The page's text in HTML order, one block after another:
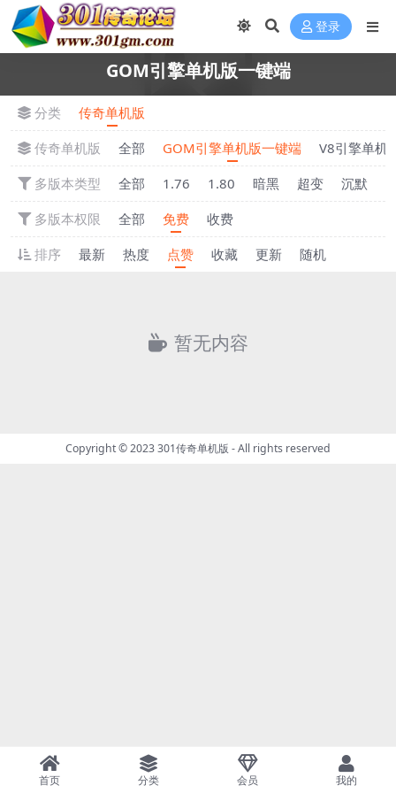
登录
GOM引擎单机版一键端
分类
传奇单机版
传奇单机版
全部 GOM引擎单机版一键端
V8引擎单机
多版本类型
全部 1.76 1.80 暗黑 超变 沉默
多版本权限
全部 免费
收费
排序
最新 热度 点赞 收藏 更新 随机
暂无内容
Copyright © 2023301传奇单机版 - All rights reserved
首页 分类 会员 我的